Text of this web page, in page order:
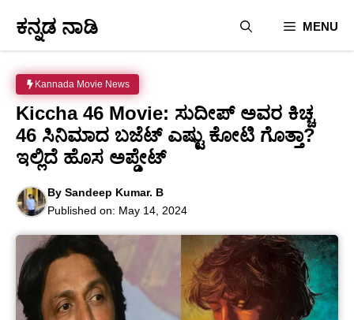
content
ಕನ್ನಡ ನಾಡಿ MENU
Kannada Movie News
Kiccha 46 Movie: ಸುದೀಪ್ ಅವರ ಕಿಚ್ಚ
46 ಸಿನಿಮಾದ ಬಜೆಟ್ ಎಷ್ಟು ಕೋಟಿ ಗೊತ್ತಾ?
ಇಲ್ಲಿದೆ ಹೊಸ ಅಪ್ಡೇಟ್
By Sandeep Kumar. B
Published on: May 14, 2024